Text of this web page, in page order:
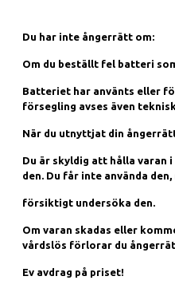
Du har inte ångerrätt om:
Om du beställt fel batteri
Batteriet har använts eller
försegling avses även
När du utnyttjat din
Du är skyldig att hålla varan
den. Du får inte använda
försiktigt undersöka den.
Om varan skadas eller
vårdslös förlorar du
Ev avdrag på priset!